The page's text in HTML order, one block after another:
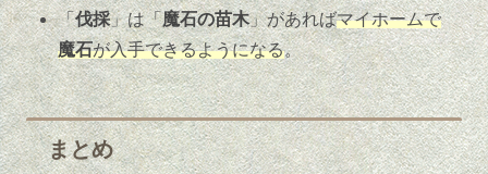
「伐採」は「魔石の苗木」があればマイホームで
魔石が入手できるようになる。
まとめ